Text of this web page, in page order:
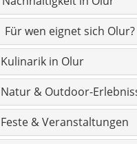
& Outdoor-
& Veranstaltungen
Geschichte & Timeline
Hidden Gems rund um